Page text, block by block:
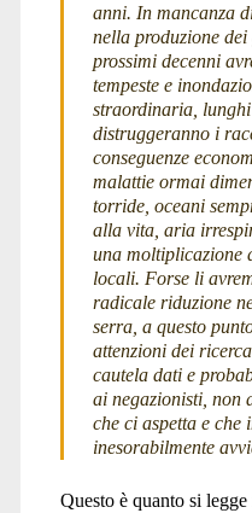
anni. In mancanza
nella produzione
prossimi decenni
tempeste e
straordinaria,
distruggeranno i
conseguenze
malattie ormai
torride, oceani
alla vita, aria
una moltiplicazione
locali. Forse li
radicale riduzione
serra, a questo
attenzioni dei
cautela dati e
ai negazionisti, non
che ci aspetta e che
inesorabilmente
Questo è quanto si